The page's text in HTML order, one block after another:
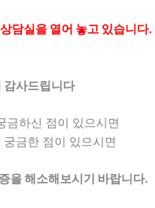
담실을 열어 놓고 있습니다.
감사드립니다
금하신 점이 있으시면
금한 점이 있으시면
을 해소해보시기 바랍니다.